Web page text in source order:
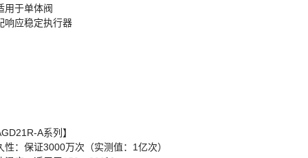
用于单体阀
响应稳定执行器
A系列】
性：保证3000万次（实测值：1亿次）